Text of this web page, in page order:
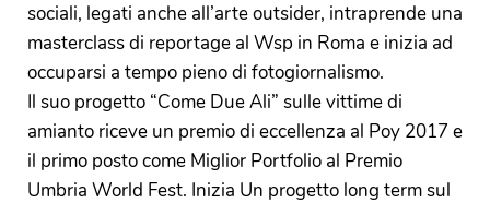
sociali, legati anche all’arte outsider, intraprende una
masterclass di reportage al Wsp in Roma e inizia ad
occuparsi a tempo pieno di fotogiornalismo.
Il suo progetto “Come Due Ali” sulle vittime di
amianto riceve un premio di eccellenza al Poy 2017 e
il primo posto come Miglior Portfolio al Premio
Umbria World Fest. Inizia Un progetto long term sul